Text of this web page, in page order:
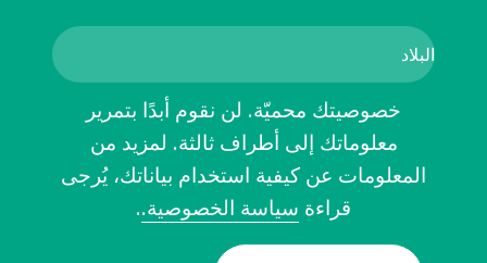
خصوصيتك محميّة. لن نقوم أبدًا بتمرير
معلوماتك إلى أطراف ثالثة. لمزيد من
المعلومات عن كيفية استخدام بياناتك، يُرجى
قراءة سياسة الخصوصية..